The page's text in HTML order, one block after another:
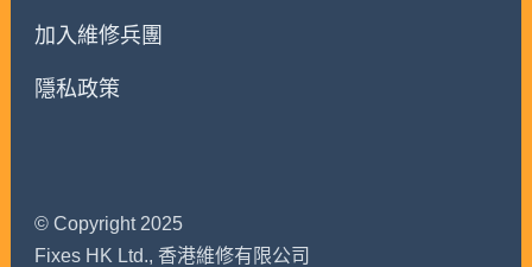
加入維修兵團
隱私政策
© Copyright 2025
Fixes HK Ltd., 香港維修有限公司